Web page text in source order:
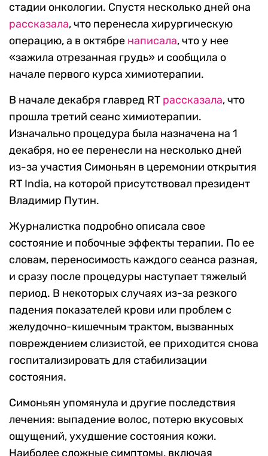
стадии онкологии. Спустя несколько дней она
рассказала, что перенесла хирургическую
операцию, а в октябре написала, что у нее
«зажила отрезанная грудь» и сообщила о
начале первого курса химиотерапии.
В начале декабря главред RT рассказала, что
прошла третий сеанс химиотерапии.
Изначально процедура была назначена на 1
декабря, но ее перенесли на несколько дней
из-за участия Симоньян в церемонии открытия
RT India, на которой присутствовал президент
Владимир Путин.
Журналистка подробно описала свое
состояние и побочные эффекты терапии. По ее
словам, переносимость каждого сеанса разная,
и сразу после процедуры наступает тяжелый
период. В некоторых случаях из-за резкого
падения показателей крови или проблем с
желудочно-кишечным трактом, вызванных
повреждением слизистой, ее приходится снова
госпитализировать для стабилизации
состояния.
Симоньян упомянула и другие последствия
лечения: выпадение волос, потерю вкусовых
ощущений, ухудшение состояния кожи.
Наиболее сложные симптомы, включая